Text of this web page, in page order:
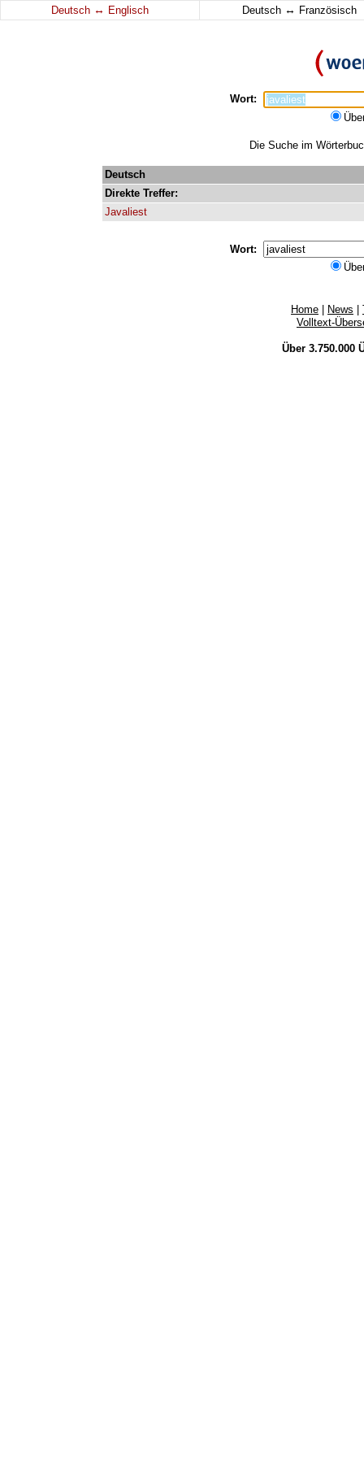
Deutsch ↔ Englisch Deutsch ↔ Französisch
Wort:
Die Suche im
Deutsch
Direkte Treffer:
Javaliest
Wort:
Home News
Volltext-
Über 3.750.000